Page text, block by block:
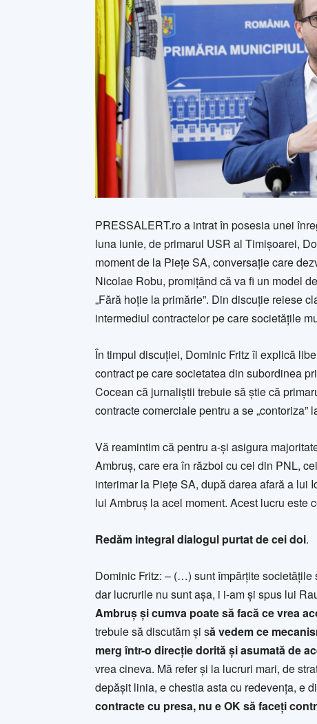
PRESSALERT.ro a intrat în posesia unei
luna iunie, de primarul USR al Timișoarei,
moment de la Piețe SA, conversație care
Nicolae Robu, promițând că va fi un model
„Fără hoție la primărie”. Din discuție reiese
intermediul contractelor pe care societățile
În timpul discuției, Dominic Fritz îi explică
contract pe care societatea din subordinea
Cocean că jurnaliștii trebuie să știe că
contracte comerciale pentru a se „contoriza”
Vă reamintim că pentru a-și asigura
Ambruș, care era în război cu cei din PNL,
interimar la Piețe SA, după darea afară a lui
lui Ambruș la acel moment. Acest lucru este
Redăm integral dialogul purtat de cei doi.
Dominic Fritz: – (…) sunt împărțite
dar lucrurile nu sunt așa, i i-am și spus lui
Ambruș și cumva poate să facă ce vrea
trebuie să discutăm și să vedem ce
merg într-o direcție dorită și asumată de
vrea cineva. Mă refer și la lucruri mari, de
depășit linia, e chestia asta cu redevența,
contracte cu presa, nu e OK să faceți